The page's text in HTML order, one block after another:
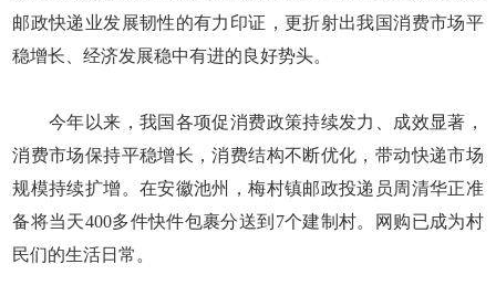
邮政快递业发展韧性的有力印证，更折射出我国消费市场平
稳增长、经济发展稳中有进的良好势头。
今年以来，我国各项促消费政策持续发力、成效显著，
消费市场保持平稳增长，消费结构不断优化，带动快递市场
规模持续扩增。在安徽池州，梅村镇邮政投递员周清华正准
备将当天400多件快件包裹分送到7个建制村。网购已成为村
民们的生活日常。